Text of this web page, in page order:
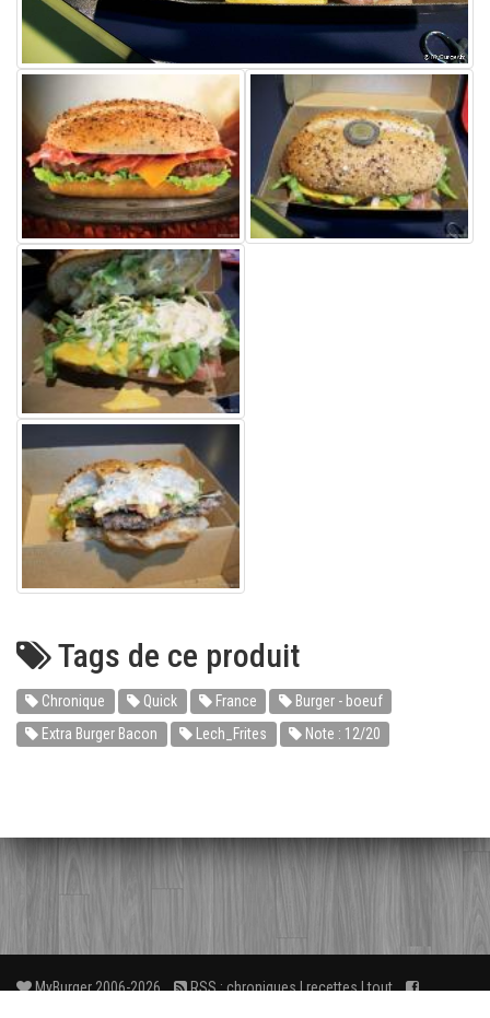
Tags de ce produit
Chronique Quick France
Burger - boeuf
Extra Burger Bacon
Lech_Frites Note : 12/20
MyBurger 2006-2026 RSS :chroniques|recettes|tout